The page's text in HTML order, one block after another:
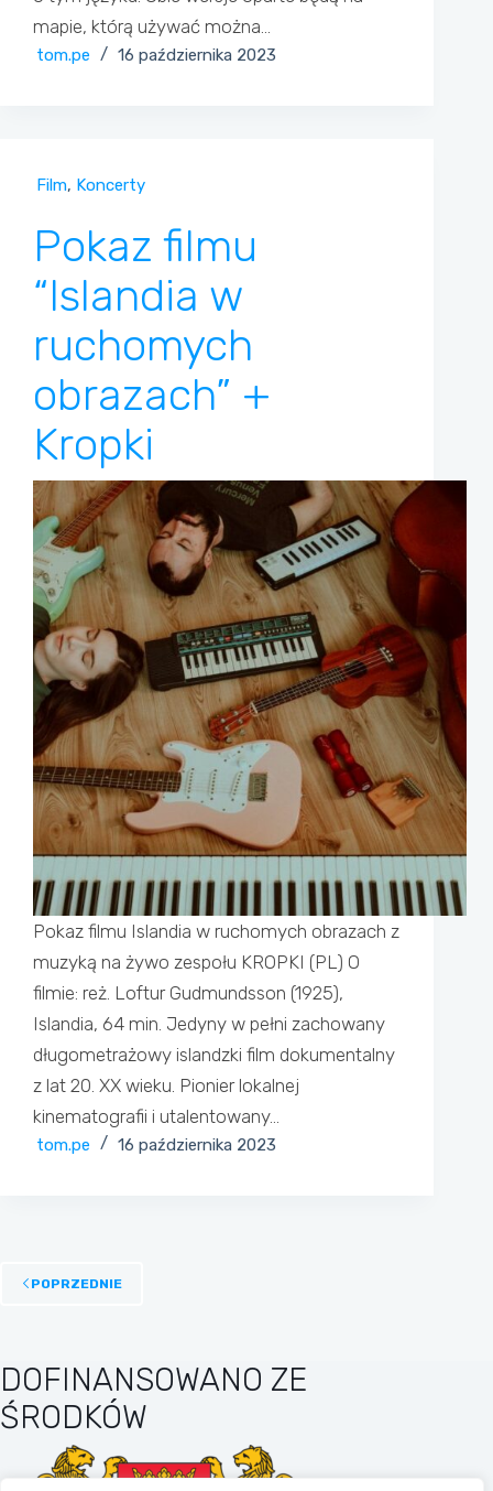
mapie, którą używać można…
tom.pe 16 października 2023
Film, Koncerty
Pokaz filmu
“Islandia w
ruchomych
obrazach” +
Kropki
Pokaz filmu Islandia w ruchomych obrazach z
muzyką na żywo zespołu KROPKI (PL) O
filmie: reż. Loftur Gudmundsson (1925),
Islandia, 64 min. Jedyny w pełni zachowany
długometrażowy islandzki film dokumentalny
z lat 20. XX wieku. Pionier lokalnej
kinematografii i utalentowany…
tom.pe 16 października 2023
POPRZEDNIE
DOFINANSOWANO ZE
ŚRODKÓW